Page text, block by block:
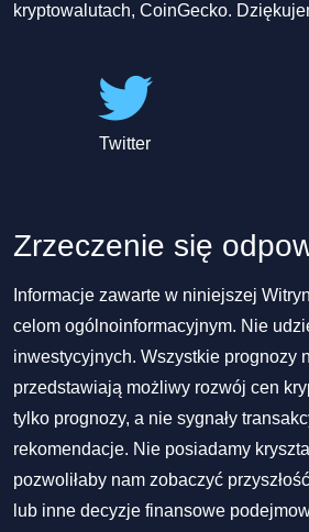
kryptowalutach, CoinGecko.
Twitter
Zrzeczenie się
Informacje zawarte w niniejszej
celom ogólnoinformacyjnym. Nie
inwestycyjnych. Wszystkie prognozy
przedstawiają możliwy rozwój cen
tylko prognozy, a nie sygnały
rekomendacje. Nie posiadamy
pozwoliłaby nam zobaczyć
lub inne decyzje finansowe